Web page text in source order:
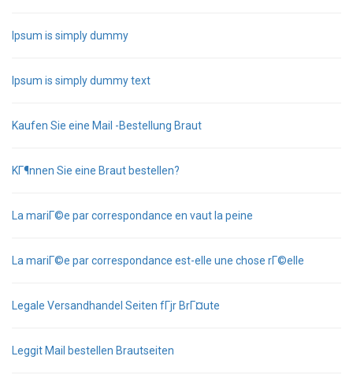
Ipsum is simply dummy
Ipsum is simply dummy text
Kaufen Sie eine Mail -Bestellung Braut
KГ¶nnen Sie eine Braut bestellen?
La mariГ©e par correspondance en vaut la peine
La mariГ©e par correspondance est-elle une chose rГ©elle
Legale Versandhandel Seiten fГјr BrГ¤ute
Leggit Mail bestellen Brautseiten